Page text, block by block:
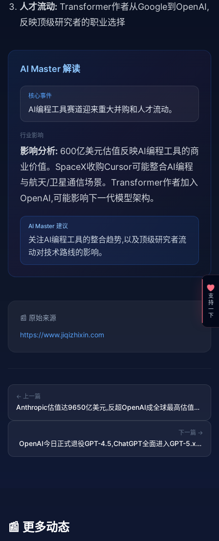
人才流动: Transformer作者从Google到OpenAI,
反映顶级研究者的职业选择
AI Master 解读
核心事件
AI编程工具赛道迎来重大并购和人才流动。
行业影响
影响分析: 600亿美元估值反映AI编程工具的商
业价值。SpaceX收购Cursor可能整合AI编程
与航天/卫星通信场景。Transformer作者加入
OpenAI,可能影响下一代模型架构。
AI Master 建议
关注AI编程工具的整合趋势,以及顶级研究者流
动对技术路线的影响。
📰 原始来源
https://www.jiqizhixin.com
← 上一篇
Anthropic估值达9650亿美元,反超OpenAI成全球最高估值AI
下一篇 →
OpenAI今日正式退役GPT-4.5,ChatGPT全面进入GPT-5.x时
📰 更多动态
支持一下